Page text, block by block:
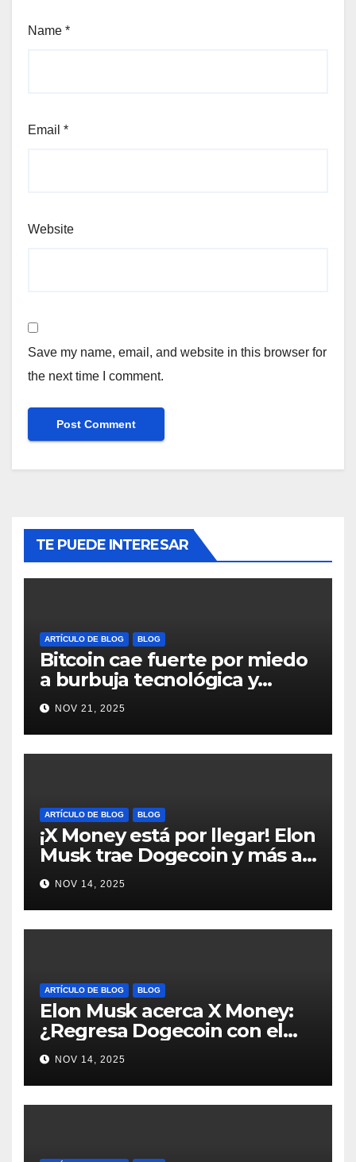
Name *
Email *
Website
Save my name, email, and website in this browser for
the next time I comment.
TE PUEDE INTERESAR
ARTÍCULO DE BLOG BLOG
Bitcoin cae fuerte por miedo
a burbuja tecnológica y
nervios en AI #crypto
#Bitcoin
NOV 21, 2025
ARTÍCULO DE BLOG BLOG
¡X Money está por llegar! Elon
Musk trae Dogecoin y más al
mundo de pagos #Crypto
#Dogecoin
NOV 14, 2025
ARTÍCULO DE BLOG BLOG
Elon Musk acerca X Money:
¿Regresa Dogecoin con el
nuevo pago nativo? #Cripto
#Dogecoin
NOV 14, 2025